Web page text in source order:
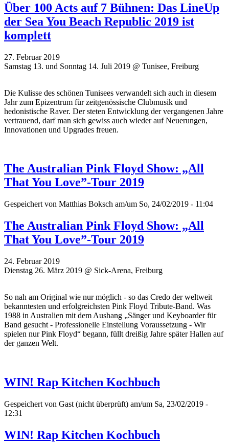
Über 100 Acts auf 7 Bühnen: Das LineUp
der Sea You Beach Republic 2019 ist
komplett
27. Februar 2019
Samstag 13. und Sonntag 14. Juli 2019 @ Tunisee, Freiburg
Die Kulisse des schönen Tunisees verwandelt sich auch in diesem
Jahr zum Epizentrum für zeitgenössische Clubmusik und
hedonistische Raver. Der steten Entwicklung der vergangenen Jahre
vertrauend, darf man sich gewiss auch wieder auf Neuerungen,
Innovationen und Upgrades freuen.
The Australian Pink Floyd Show: „All
That You Love”-Tour 2019
Gespeichert von Matthias Boksch am/um So, 24/02/2019 - 11:04
The Australian Pink Floyd Show: „All
That You Love”-Tour 2019
24. Februar 2019
Dienstag 26. März 2019 @ Sick-Arena, Freiburg
So nah am Original wie nur möglich - so das Credo der weltweit
bekanntesten und erfolgreichsten Pink Floyd Tribute-Band. Was
1988 in Australien mit dem Aushang „Sänger und Keyboarder für
Band gesucht - Professionelle Einstellung Voraussetzung - Wir
spielen nur Pink Floyd“ begann, füllt dreißig Jahre später Hallen auf
der ganzen Welt.
WIN! Rap Kitchen Kochbuch
Gespeichert von Gast (nicht überprüft) am/um Sa, 23/02/2019 -
12:31
WIN! Rap Kitchen Kochbuch